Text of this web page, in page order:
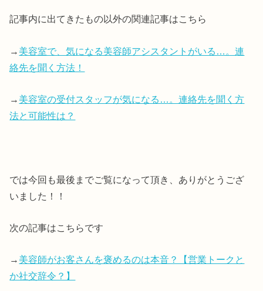
記事内に出てきたもの以外の関連記事はこちら
→ 美容室で、気になる美容師アシスタントがいる…。連
絡先を聞く方法！
→ 美容室の受付スタッフが気になる…。連絡先を聞く方
法と可能性は？
では今回も最後までご覧になって頂き、ありがとうござ
いました！！
次の記事はこちらです
→ 美容師がお客さんを褒めるのは本音？【営業トークと
か社交辞令？】